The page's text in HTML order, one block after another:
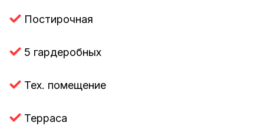
Постирочная
5 гардеробных
Тех. помещение
Терраса